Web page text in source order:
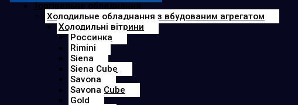
Торгівельне обладнання
Холодильне обладнання з вбудованим агрегатом
Холодильні вітрини
Россинка
Rimini
Siena
Siena Cube
Savona
Savona Cube
Gold